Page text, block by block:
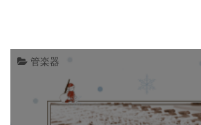
管楽器